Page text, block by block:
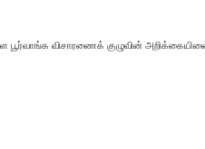
பூர்வாங்க விசாரணைக் குழுவின்